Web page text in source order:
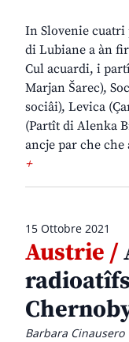
In Slovenie
di Lubiane a àn
Cul acuardi, i
Marjan Šarec),
sociâi), Levica
(Partît di Alenka
ancje par che
+
15 Ottobre 2021
Austrie /
Barbara Cinausero